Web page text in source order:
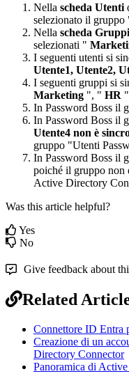
Nella scheda Utenti
selezionato il gruppo
Nella scheda Gruppi
selezionati "
I seguenti utenti si
Utente1, Utente2,
I seguenti gruppi si
Marketing ", " HR "
In Password Boss il
In Password Boss il
Utente4 non è
gruppo "Utenti
In Password Boss il
poiché il gruppo non
Active Directory
Was this article helpful?
Yes
No
Give feedback about
Related
Connettore ID Entra
Creazione di un
Directory Connector
Panoramica di